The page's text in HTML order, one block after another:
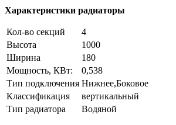
Характеристики радиаторы
Кол-во секций
4
Высота
1000
Ширина
180
Мощность, КВт:
0,538
Тип подключения Нижнее,Боковое
Классификация
вертикальный
Тип радиатора
Водяной